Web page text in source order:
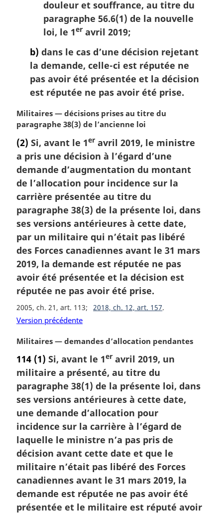
douleur et souffrance, au titre du
paragraphe 56.6(1) de la nouvelle
loi, le 1er avril 2019;
b) dans le cas d’une décision rejetant
la demande, celle-ci est réputée ne
pas avoir été présentée et la décision
est réputée ne pas avoir été prise.
N
o
e
m
a
r
i
n
a
l
e
:
Militaires — décisions prises au titre du
paragraphe 38(3) de l’ancienne loi
(2) Si, avant le 1er avril 2019, le ministre
a pris une décision à l’égard d’une
demande d’augmentation du montant
de l’allocation pour incidence sur la
carrière présentée au titre du
paragraphe 38(3) de la présente loi, dans
ses versions antérieures à cette date,
par un militaire qui n’était pas libéré
des Forces canadiennes avant le 31 mars
2019, la demande est réputée ne pas
avoir été présentée et la décision est
réputée ne pas avoir été prise.
2005, ch. 21, art. 113 2018, ch. 12, art. 157
Version précédente
N
t
e
m
a
g
i
n
a
e
:
Militaires — demandes d’allocation pendantes
114 (1) Si, avant le 1er avril 2019, un
militaire a présenté, au titre du
paragraphe 38(1) de la présente loi, dans
ses versions antérieures à cette date,
une demande d’allocation pour
incidence sur la carrière à l’égard de
laquelle le ministre n’a pas pris de
décision avant cette date et que le
militaire n’était pas libéré des Forces
canadiennes avant le 31 mars 2019, la
demande est réputée ne pas avoir été
présentée et le militaire est réputé avoir